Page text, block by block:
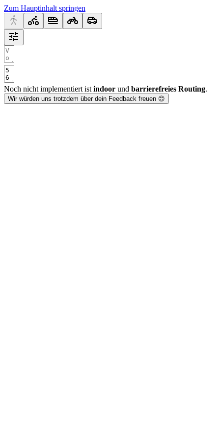
Zum Hauptinhalt springen
Noch nicht implementiert ist indoor und barrierefreies Routing.
Wir würden uns trotzdem über dein Feedback freuen 😊